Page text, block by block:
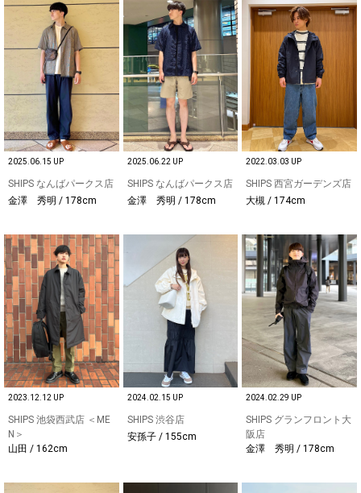
2025.06.15 UP
SHIPS なんばパークス店
金澤 秀明 / 178cm
2025.06.22 UP
SHIPS なんばパークス店
金澤 秀明 / 178cm
2022.03.03 UP
SHIPS 西宮ガーデンズ店
大槻 / 174cm
2023.12.12 UP
SHIPS 池袋西武店 ＜ME
N＞
山田 / 162cm
2024.02.15 UP
SHIPS 渋谷店
安孫子 / 155cm
2024.02.29 UP
SHIPS グランフロント大
阪店
金澤 秀明 / 178cm